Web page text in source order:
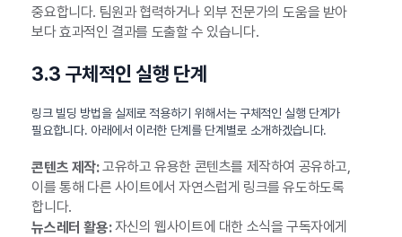
중요합니다. 팀원과 협력하거나 외부 전문가의 도움을 받아
보다 효과적인 결과를 도출할 수 있습니다.
3.3 구체적인 실행 단계
링크 빌딩 방법을 실제로 적용하기 위해서는 구체적인 실행 단계가
필요합니다. 아래에서 이러한 단계를 단계별로 소개하겠습니다.
콘텐츠 제작:고유하고 유용한 콘텐츠를 제작하여 공유하고,
이를 통해 다른 사이트에서 자연스럽게 링크를 유도하도록
합니다.
뉴스레터 활용:자신의 웹사이트에 대한 소식을 구독자에게